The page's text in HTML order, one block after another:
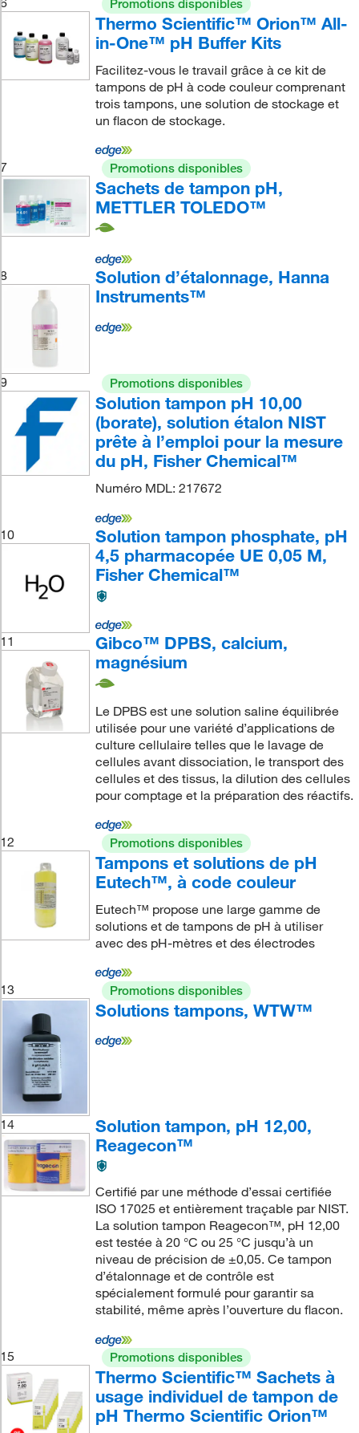
Promotions disponibles
Thermo Scientific™ Orion™ All-
in-One™ pH Buffer Kits
Facilitez-vous le travail grâce à ce kit de
tampons de pH à code couleur comprenant
trois tampons, une solution de stockage et
un flacon de stockage.
7 Promotions disponibles
Sachets de tampon pH,
METTLER TOLEDO™
8
Solution d’étalonnage, Hanna
Instruments™
9 Promotions disponibles
Solution tampon pH 10,00
(borate), solution étalon NIST
prête à l’emploi pour la mesure
du pH, Fisher Chemical™
Numéro MDL: 217672
10
Solution tampon phosphate, pH
4,5 pharmacopée UE 0,05 M,
Fisher Chemical™
11
Gibco™ DPBS, calcium,
magnésium
Le DPBS est une solution saline équilibrée
utilisée pour une variété d’applications de
culture cellulaire telles que le lavage de
cellules avant dissociation, le transport des
cellules et des tissus, la dilution des cellules
pour comptage et la préparation des réactifs.
12 Promotions disponibles
Tampons et solutions de pH
Eutech™, à code couleur
Eutech™ propose une large gamme de
solutions et de tampons de pH à utiliser
avec des pH-mètres et des électrodes
13 Promotions disponibles
Solutions tampons, WTW™
14
Solution tampon, pH 12,00,
Reagecon™
Certifié par une méthode d’essai certifiée
ISO 17025 et entièrement traçable par NIST.
La solution tampon Reagecon™, pH 12,00
est testée à 20 °C ou 25 °C jusqu’à un
niveau de précision de ±0,05. Ce tampon
d’étalonnage et de contrôle est
spécialement formulé pour garantir sa
stabilité, même après l’ouverture du flacon.
15 Promotions disponibles
Thermo Scientific™ Sachets à
usage individuel de tampon de
pH Thermo Scientific Orion™